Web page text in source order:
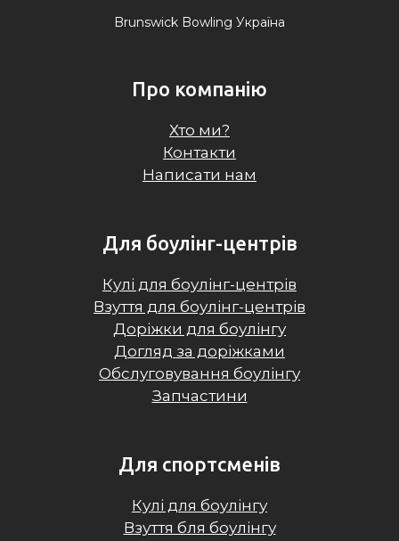
Brunswick Bowling Україна
Про компанію
Хто ми?
Контакти
Написати нам
Для боулінг-центрів
Кулі для боулінг-центрів
Взуття для боулінг-центрів
Доріжки для боулінгу
Догляд за доріжками
Обслуговування боулінгу
Запчастини
Для спортсменів
Кулі для боулінгу
Взуття бля боулінгу